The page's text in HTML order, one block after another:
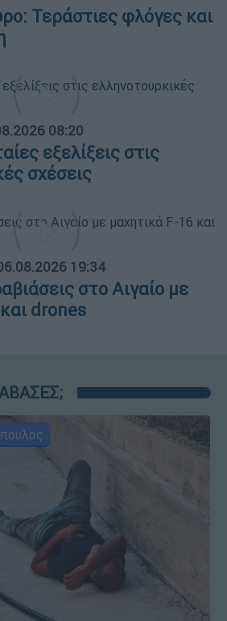
Τεράστιες φλόγες και
08:20
εξελίξεις στις
σχέσεις
19:34
στο Αιγαίο με
drones